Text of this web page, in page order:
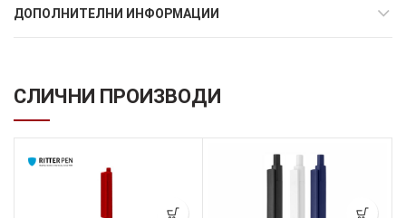
ДОПОЛНИТЕЛНИ ИНФОРМАЦИИ
СЛИЧНИ ПРОИЗВОДИ